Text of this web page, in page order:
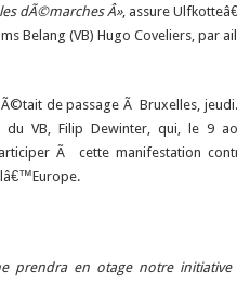
dÃ©marches Â», assure
Belang (VB) Hugo Coveliers, par
de passage Ã Bruxelles,
VB, Filip Dewinter, qui, le 9
Ã cette manifestation
prendra en otage notre initiative